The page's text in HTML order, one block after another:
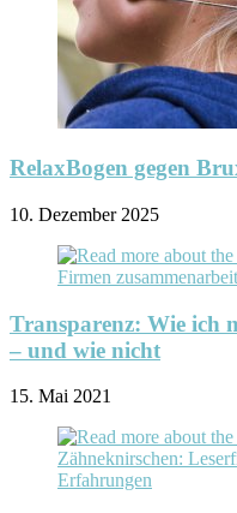
RelaxBogen gegen
10. Dezember 2025
Transparenz: Wie ich
– und wie nicht
15. Mai 2021